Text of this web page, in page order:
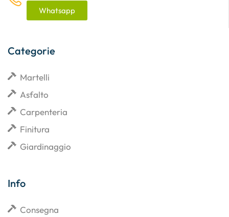
Whatsapp
Categorie
Martelli
Asfalto
Carpenteria
Finitura
Giardinaggio
Info
Consegna